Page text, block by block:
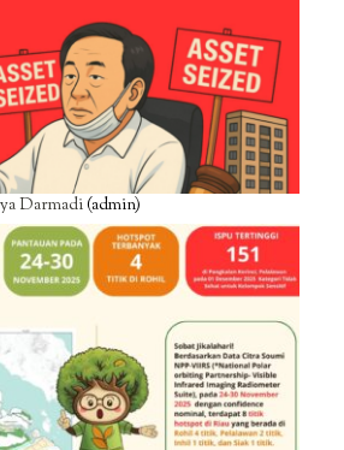
Darmadi(admin)